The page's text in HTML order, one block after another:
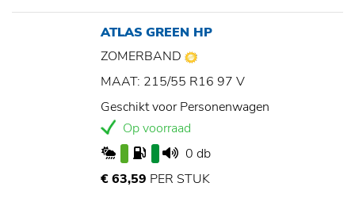
ATLAS GREEN HP
ZOMERBAND
MAAT: 215/55 R16 97 V
Geschikt voor Personenwagen
Op voorraad
0 db
€ 63,59 PER STUK